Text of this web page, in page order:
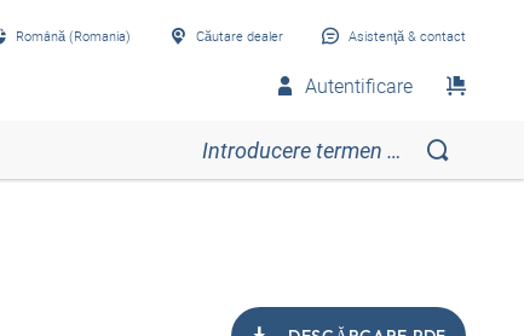
Română (Romania) Căutare dealer Asistenţă & contact
Autentificare